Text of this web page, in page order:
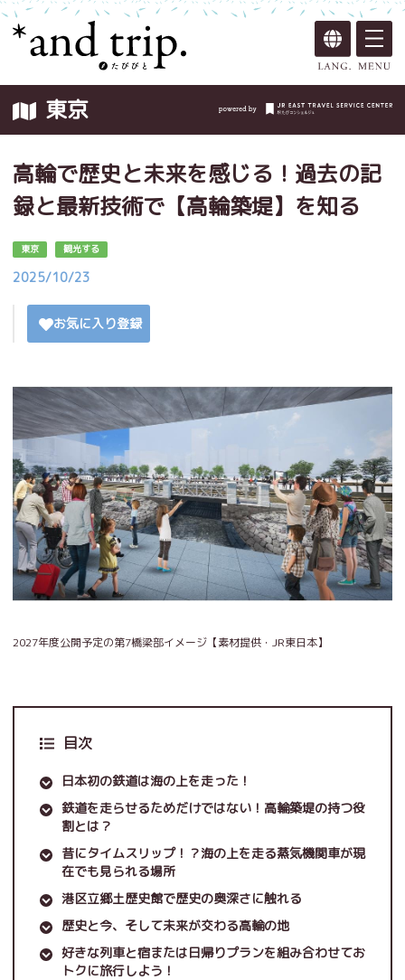
東京
高輪で歴史と未来を感じる！過去の記
録と最新技術で【高輪築堤】を知る
東京 観光する
2025/10/23
お気に入り登録
2027年度公開予定の第7橋梁部イメージ【素材提供・JR東日本】
目次
日本初の鉄道は海の上を走った！
鉄道を走らせるためだけではない！高輪築堤の持つ役
割とは？
昔にタイムスリップ！？海の上を走る蒸気機関車が現
在でも見られる場所
港区立郷土歴史館で歴史の奥深さに触れる
歴史と今、そして未来が交わる高輪の地
好きな列車と宿または日帰りプランを組み合わせてお
トクに旅行しよう！